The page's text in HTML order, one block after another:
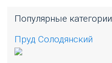
Популярные категории
Пруд Солодянский